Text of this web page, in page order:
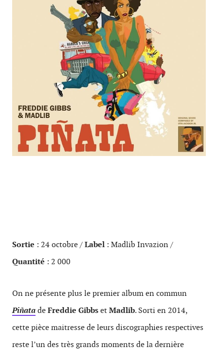
Sortie : 24 octobre /Label : Madlib Invazion /
Quantité : 2 000
On ne présente plus le premier album en commun
PiñatadeFreddie GibbsetMadlib. Sorti en 2014,
cette pièce maitresse de leurs discographies respectives
reste l’un des très grands moments de la dernière